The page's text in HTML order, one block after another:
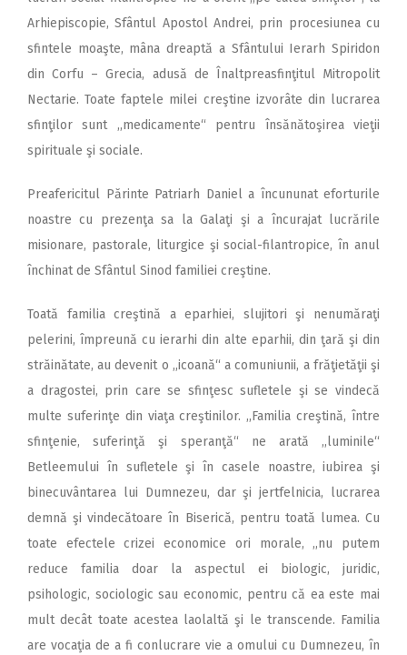
Arhiepiscopie, Sfântul Apostol Andrei, prin procesiunea cu
sfintele moaşte, mâna dreaptă a Sfântului Ierarh Spiridon
din Corfu – Grecia, adusă de Înaltpreasfinţitul Mitropolit
Nectarie. Toate faptele milei creştine izvorâte din lucrarea
sfinţilor sunt ,,medicamente“ pentru însănătoşirea vieţii
spirituale şi sociale.
Preafericitul Părinte Patriarh Daniel a încununat eforturile
noastre cu prezenţa sa la Galaţi şi a încurajat lucrările
misionare, pastorale, liturgice şi social-filantropice, în anul
închinat de Sfântul Sinod familiei creştine.
Toată familia creştină a eparhiei, slujitori şi nenumăraţi
pelerini, împreună cu ierarhi din alte eparhii, din ţară şi din
străinătate, au devenit o ,,icoană“ a comuniunii, a frăţietăţii şi
a dragostei, prin care se sfinţesc sufletele şi se vindecă
multe suferinţe din viaţa creştinilor. ,,Familia creştină, între
sfinţenie, suferinţă şi speranţă“ ne arată ,,luminile“
Betleemului în sufletele şi în casele noastre, iubirea şi
binecuvântarea lui Dumnezeu, dar şi jertfelnicia, lucrarea
demnă şi vindecătoare în Biserică, pentru toată lumea. Cu
toate efectele crizei economice ori morale, ,,nu putem
reduce familia doar la aspectul ei biologic, juridic,
psihologic, sociologic sau economic, pentru că ea este mai
mult decât toate acestea laolaltă şi le transcende. Familia
are vocaţia de a fi conlucrare vie a omului cu Dumnezeu, în